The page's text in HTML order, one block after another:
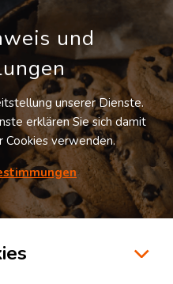
Ortrand
Listenansicht
Suchauftrag speichern und
Standorte informiert
und
unserer Dienste.
erklären Sie sich damit
Cookies verwenden.